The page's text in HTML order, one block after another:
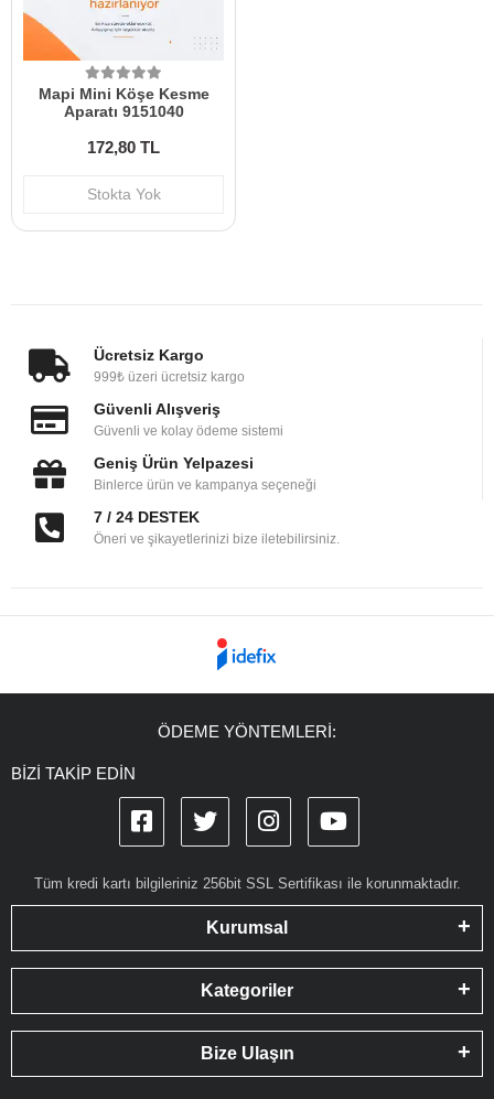
Mapi Mini Köşe Kesme
Aparatı 9151040
172,80 TL
Stokta Yok
Ücretsiz Kargo
999₺ üzeri ücretsiz kargo
Güvenli Alışveriş
Güvenli ve kolay ödeme sistemi
Geniş Ürün Yelpazesi
Binlerce ürün ve kampanya seçeneği
7 / 24 DESTEK
Öneri ve şikayetlerinizi bize iletebilirsiniz.
ÖDEME YÖNTEMLERİ:
BİZİ TAKİP EDİN
Tüm kredi kartı bilgileriniz 256bit SSL Sertifikası ile korunmaktadır.
Kurumsal
Kategoriler
Bize Ulaşın